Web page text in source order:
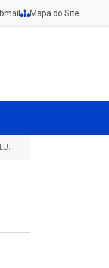
Mapa do Site